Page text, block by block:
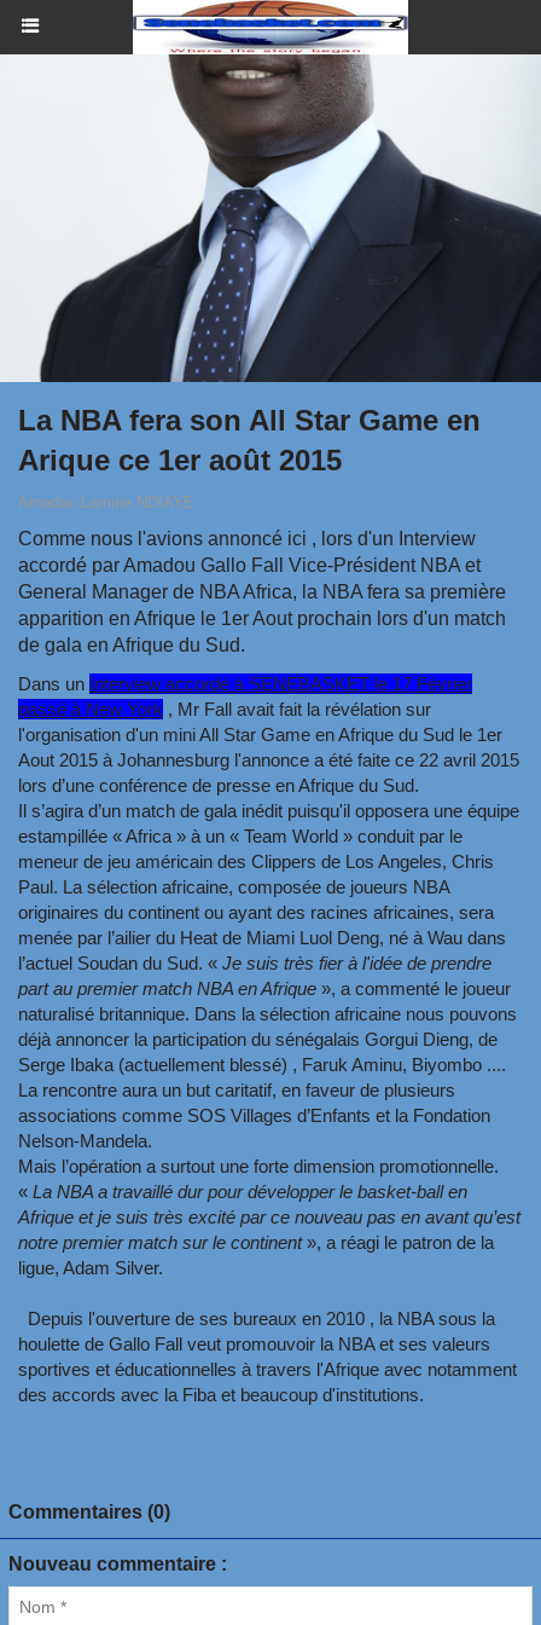
La NBA fera son All Star Game en
Arique ce 1er août 2015
Amadou Lamine NDIAYE
Comme nous l'avions annoncé ici , lors d'un Interview
accordé par Amadou Gallo Fall Vice-Président NBA et
General Manager de NBA Africa, la NBA fera sa première
apparition en Afrique le 1er Aout prochain lors d'un match
de gala en Afrique du Sud.
Dans un Interview accordé à SENEBASKET le 17 Février
passé à New York , Mr Fall avait fait la révélation sur
l'organisation d'un mini All Star Game en Afrique du Sud le 1er
Aout 2015 à Johannesburg l'annonce a été faite ce 22 avril 2015
lors d’une conférence de presse en Afrique du Sud.
Il s’agira d’un match de gala inédit puisqu'il opposera une équipe
estampillée « Africa » à un « Team World » conduit par le
meneur de jeu américain des Clippers de Los Angeles, Chris
Paul. La sélection africaine, composée de joueurs NBA
originaires du continent ou ayant des racines africaines, sera
menée par l’ailier du Heat de Miami Luol Deng, né à Wau dans
l’actuel Soudan du Sud. « Je suis très fier à l'idée de prendre
part au premier match NBA en Afrique », a commenté le joueur
naturalisé britannique. Dans la sélection africaine nous pouvons
déjà annoncer la participation du sénégalais Gorgui Dieng, de
Serge Ibaka (actuellement blessé) , Faruk Aminu, Biyombo ....
La rencontre aura un but caritatif, en faveur de plusieurs
associations comme SOS Villages d’Enfants et la Fondation
Nelson-Mandela.
Mais l’opération a surtout une forte dimension promotionnelle.
« La NBA a travaillé dur pour développer le basket-ball en
Afrique et je suis très excité par ce nouveau pas en avant qu’est
notre premier match sur le continent», a réagi le patron de la
ligue, Adam Silver.
Depuis l'ouverture de ses bureaux en 2010 , la NBA sous la
houlette de Gallo Fall veut promouvoir la NBA et ses valeurs
sportives et éducationnelles à travers l'Afrique avec notamment
des accords avec la Fiba et beaucoup d'institutions.
Commentaires (0)
Nouveau commentaire :